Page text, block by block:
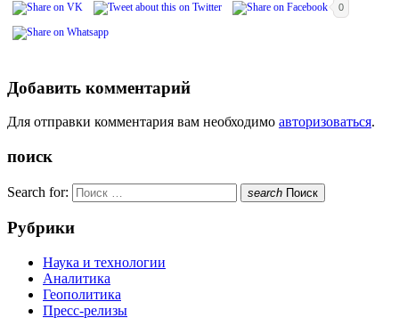
0
Добавить комментарий
Для отправки комментария вам необходимо авторизоваться.
поиск
Search for: search Поиск
Рубрики
Наука и технологии
Аналитика
Геополитика
Пресс-релизы